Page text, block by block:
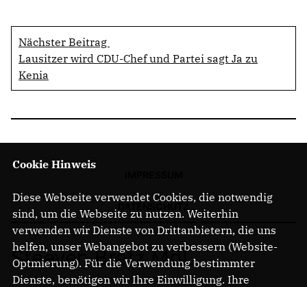
Nächster Beitrag
Lausitzer wird CDU-Chef und Partei sagt Ja zu
Kenia
Steeven Bretz MdL
Cookie Hinweis
Diese Webseite verwendet Cookies, die notwendig
sind, um die Webseite zu nutzen. Weiterhin
verwenden wir Dienste von Drittanbietern, die uns
helfen, unser Webangebot zu verbessern (Website-
Optmierung). Für die Verwendung bestimmter
Dienste, benötigen wir Ihre Einwilligung. Ihre